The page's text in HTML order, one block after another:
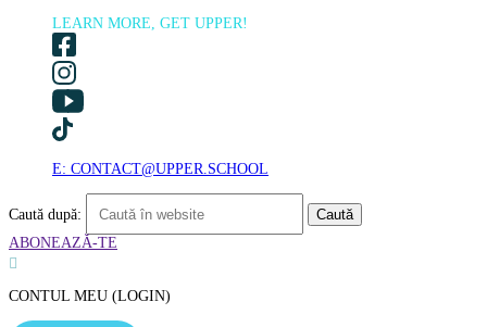
LEARN MORE, GET UPPER!
E: CONTACT@UPPER.SCHOOL
Caută după:
ABONEAZĂ-TE

CONTUL MEU (LOGIN)